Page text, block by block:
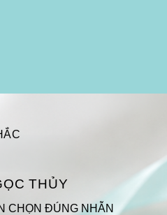
THỦY
CHỌN ĐÚNG NHẪN